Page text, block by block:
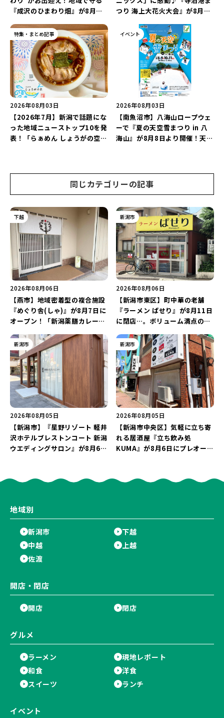
『成沢のひまわり畑』が8月中
力を満喫しよう！
つり 海上大花火大会』が8月7
5,000発の花火”を楽しもう♪
特集・まとめ記事
2026年08月03日
【2026年7月】新潟で話題にな
った地域ニューストップ10を発
表！「らぁめん しょうがの空」
イベント
2026年08月03日
【南魚沼市】八海山ロープウェ
ーで『夏の天空雪まつり in 八
海山』が8月8日より開催！天然
同じカテゴリーの記事
下越
2026年08月06日
【燕市】地域密着型の複合施設
『めぐり舎(しゃ)』が8月7日に
オープン！「新潟薬膳カレー
メニューや漆喰アートを楽しも
う♪
新潟市
2026年08月06日
【新潟市東区】町中華の老舗
『ラーメン ぱせり』が8月11日
に閉店…。ボリューム満点の名
新潟市
2026年08月05日
【新潟市】『星野リゾート 軽井
沢ホテルブレストンコート 新潟
ウエディングサロン』が8月6日
新潟市
2026年08月05日
【新潟市中央区】気軽に立ち寄
れる居酒屋『立ち飲み処
KUMA』が8月6日にプレオープ
♪
地域別
新潟市
下越
中越
上越
佐渡
開店・閉店
開店 閉店
グルメ
ラーメン
現地レポート
和食
洋食
スイーツ
ランチ
イベント